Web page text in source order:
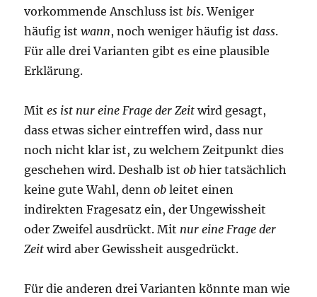
vorkommende Anschluss ist bis. Weniger
häufig istwann, noch weniger häufig istdass.
Für alle drei Varianten gibt es eine plausible
Erklärung.
Mites ist nur eine Frage der Zeit wird gesagt,
dass etwas sicher eintreffen wird, dass nur
noch nicht klar ist, zu welchem Zeitpunkt dies
geschehen wird. Deshalb istob hier tatsächlich
keine gute Wahl, dennob leitet einen
indirekten Fragesatz ein, der Ungewissheit
oder Zweifel ausdrückt. Mit nur eine Frage der
Zeit wird aber Gewissheit ausgedrückt.
Für die anderen drei Varianten könnte man wie